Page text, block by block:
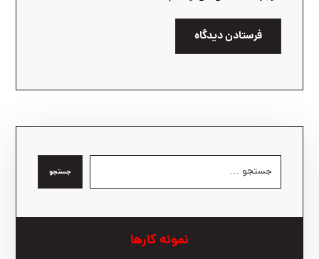
فرستادن دیدگاه
جستجو
نمونه کارها